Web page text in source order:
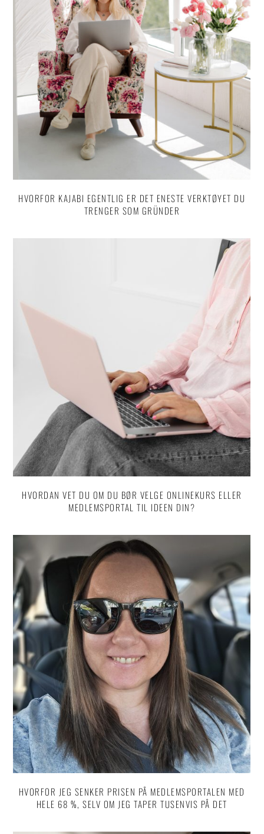
HVORFOR KAJABI EGENTLIG ER DET ENESTE VERKTØYET DU
TRENGER SOM GRÜNDER
HVORDAN VET DU OM DU BØR VELGE ONLINEKURS ELLER
MEDLEMSPORTAL TIL IDEEN DIN?
HVORFOR JEG SENKER PRISEN PÅ MEDLEMSPORTALEN MED
HELE 68 %, SELV OM JEG TAPER TUSENVIS PÅ DET